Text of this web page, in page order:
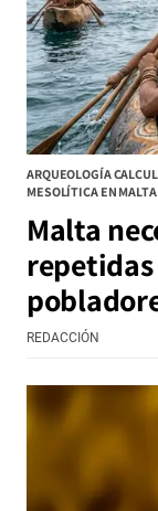
ARQUEOLOGÍA
MESOLÍTICA EN MALTA
Malta
REDACCIÓN